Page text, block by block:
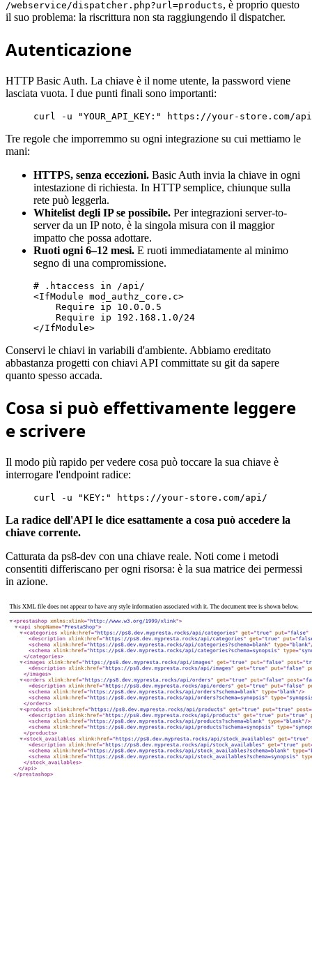
/webservice/dispatcher.php?url=products, è proprio questo
il suo problema: la riscrittura non sta raggiungendo il dispatcher.
Autenticazione
HTTP Basic Auth. La chiave è il nome utente, la password viene
lasciata vuota. I due punti finali sono importanti:
curl -u "YOUR_API_KEY:" https://your-store.com/
Tre regole che imporremmo su ogni integrazione su cui mettiamo le
mani:
HTTPS, senza eccezioni. Basic Auth invia la chiave in ogni
intestazione di richiesta. In HTTP semplice, chiunque sulla
rete può leggerla.
Whitelist degli IP se possibile. Per integrazioni server-to-
server da un IP noto, è la singola misura con il maggior
impatto che possa adottare.
Ruoti ogni 6–12 mesi. E ruoti immediatamente al minimo
segno di una compromissione.
# .htaccess in /api/
<IfModule mod_authz_core.c>
Require ip 10.0 . 0.5
Require ip 192.168 . 1.0/24
</IfModule>
Conservi le chiavi in variabili d'ambiente. Abbiamo ereditato
abbastanza progetti con chiavi API committate su git da sapere
quanto spesso accada.
Cosa si può effettivamente leggere
e scrivere
Il modo più rapido per vedere cosa può toccare la sua chiave è
interrogare l'endpoint radice:
curl -u "KEY:" https://your-store.com/api/
La radice dell'API le dice esattamente a cosa può accedere la
chiave corrente.
Catturata da ps8-dev con una chiave reale. Noti come i metodi
consentiti differiscano per ogni risorsa: è la sua matrice dei permessi
in azione.